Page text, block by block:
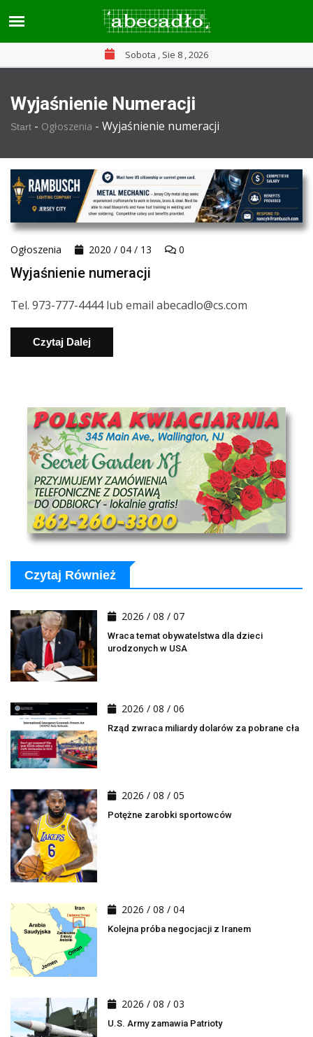
Sobota , Sie 8 , 2026
Wyjaśnienie Numeracji
Start - Ogłoszenia - Wyjaśnienie numeracji
Ogłoszenia 2020 / 04 / 13 0
Wyjaśnienie numeracji
Tel. 973-777-4444 lub email abecadlo@cs.com
Czytaj Dalej
Czytaj Również
2026 / 08 / 07
Wraca temat obywatelstwa dla dzieci
urodzonych w USA
2026 / 08 / 06
Rząd zwraca miliardy dolarów za pobrane cła
2026 / 08 / 05
Potężne zarobki sportowców
2026 / 08 / 04
Kolejna próba negocjacji z Iranem
2026 / 08 / 03
U.S. Army zamawia Patrioty